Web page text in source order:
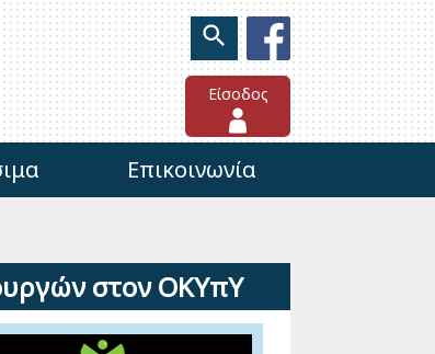
Είσοδος
Επικοινωνία
στον ΟΚΥπΥ